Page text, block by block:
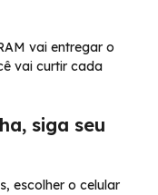
vai entregar o
vai curtir cada
siga seu
escolher o celular